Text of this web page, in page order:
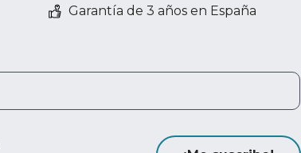
Garantía de 3 años en España